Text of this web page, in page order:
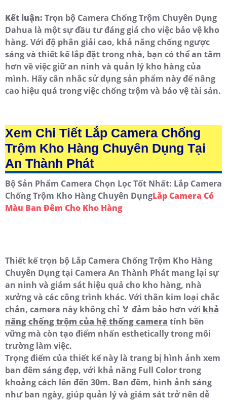
Kết luận: Trọn bộ Camera Chống Trộm Chuyên Dụng
Dahua là một sự đầu tư đáng giá cho việc bảo vệ kho
hàng. Với độ phân giải cao, khả năng chống ngược
sáng và thiết kế lắp đặt trong nhà, bạn có thể an tâm
hơn về việc giữ an ninh và quản lý kho hàng của
mình. Hãy cân nhắc sử dụng sản phẩm này để nâng
cao hiệu quả trong việc chống trộm và bảo vệ tài sản.
Xem Chi Tiết Lắp Camera Chống
Trộm Kho Hàng Chuyên Dụng Tại
An Thành Phát
Bộ Sản Phẩm Camera Chọn Lọc Tốt Nhất: Lắp Camera
Chống Trộm Kho Hàng Chuyên DụngLắp Camera Có
Màu Ban Đêm Cho Kho Hàng
Thiết kế trọn bộ Lắp Camera Chống Trộm Kho Hàng
Chuyên Dụng tại Camera An Thành Phát mang lại sự
an ninh và giám sát hiệu quả cho kho hàng, nhà
xưởng và các công trình khác. Với thân kim loại chắc
chắn, camera này không chỉ ️🏅️ đảm bảo hơn với khả
năng chống trộm của hệ thống camera tính bền
vững mà còn tạo điểm nhấn esthetically trong môi
trường làm việc.
Trọng điểm của thiết kế này là trang bị hình ảnh xem
ban đêm sáng đẹp, với khả năng Full Color trong
khoảng cách lên đến 30m. Ban đêm, hình ảnh sáng
như ban ngày, giúp quản lý và giám sát trở nên dễ